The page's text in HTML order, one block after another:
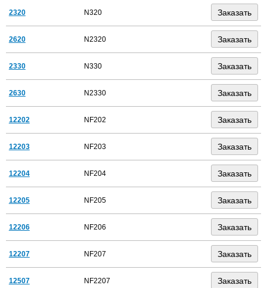
2320 N320
2620 N2320
2330 N330
2630 N2330
12202 NF202
12203 NF203
12204 NF204
12205 NF205
12206 NF206
12207 NF207
12507 NF2207